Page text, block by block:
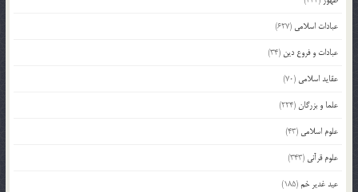
عبادات اسلامی (627)
عبادات و فروع دین (34)
عقاید اسلامی (70)
علما و بزرگان(224)
علوم اسلامی (43)
علوم قرآنی (343)
عید غدیر خم(185)